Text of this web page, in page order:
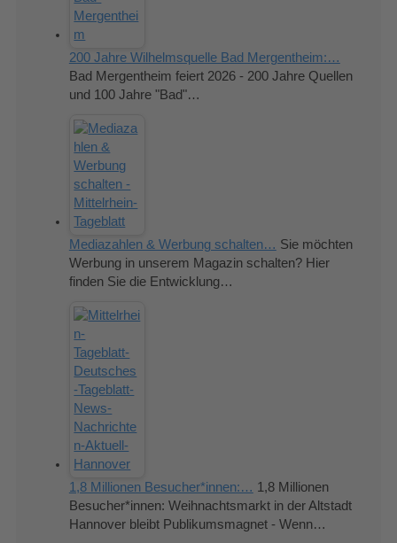
200 Jahre Wilhelmsquelle Bad Mergentheim:…
Bad Mergentheim feiert 2026 - 200 Jahre Quellen
und 100 Jahre "Bad"…
Mediazahlen & Werbung schalten… Sie möchten
Werbung in unserem Magazin schalten? Hier
finden Sie die Entwicklung…
1,8 Millionen Besucher*innen:… 1,8 Millionen
Besucher*innen: Weihnachtsmarkt in der Altstadt
Hannover bleibt Publikumsmagnet - Wenn…